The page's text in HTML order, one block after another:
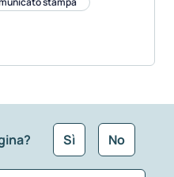
Sì No